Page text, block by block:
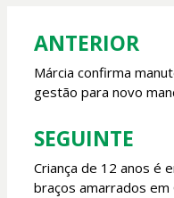
Navegação
de
Post
ANTERIOR
Márcia confirma
gestão para novo
SEGUINTE
Criança de 12 anos é
braços amarrados em